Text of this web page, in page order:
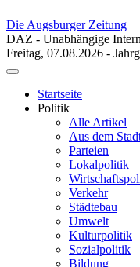
Die Augsburger Zeitung
DAZ - Unabhängige
Freitag, 07.08.2026 -
Toggle
navigationStartseite
Politik
Alle Artikel
Aus dem
Parteien
Lokalpolitik
Verkehr
Städtebau
Umwelt
Kulturpolitik
Sozialpolitik
Bildung